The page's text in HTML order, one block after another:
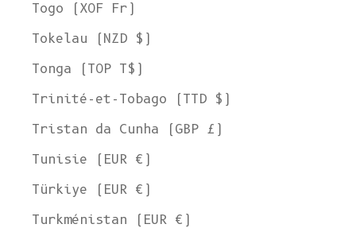
Togo (XOF Fr)
Tokelau (NZD $)
Tonga (TOP T$)
Trinité-et-Tobago (TTD $)
Tristan da Cunha (GBP £)
Tunisie (EUR €)
Türkiye (EUR €)
Turkménistan (EUR €)